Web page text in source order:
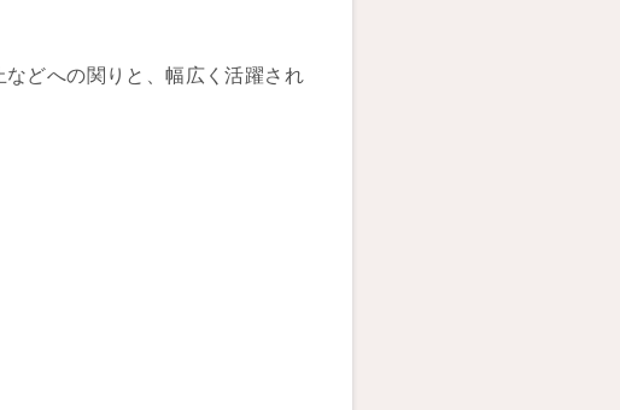
どへの関りと、幅広く活躍され